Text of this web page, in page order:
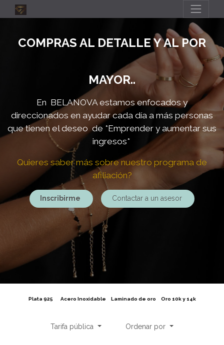
COMPRAS AL DETALLE Y AL POR
MAYOR..
En BELANOVA estamos enfocados y
direccionados en ayudar cada día a más personas
que tienen el deseo de *Emprender y aumentar sus
ingresos*
Quieres saber más sobre nuestro programa de
afiliación?
Inscribirme Contactar a un asesor
Plata 925 Acero Inoxidable Laminado de oro Oro 10k y 14k
Tarifa pública Ordenar por